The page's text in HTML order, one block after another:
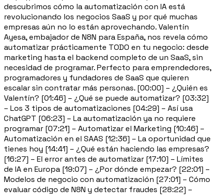
descubrimos cómo la automatización con IA está
revolucionando los negocios SaaS y por qué muchas
empresas aún no lo están aprovechando. Valentín
Ayesa, embajador de N8N para España, nos revela cómo
automatizar prácticamente TODO en tu negocio: desde
marketing hasta el backend completo de un SaaS, sin
necesidad de programar. Perfecto para emprendedores,
programadores y fundadores de SaaS que quieren
escalar sin contratar más personas. [00:00] – ¿Quién es
Valentín? [01:46] – ¿Qué se puede automatizar? [03:32]
– Los 3 tipos de automatizaciones [04:29] – Así usa
ChatGPT [06:23] – La automatización ya no requiere
programar [07:21] – Automatizar el Marketing [10:46] –
Automatización en el SAAS [12:36] – La oportunidad que
tienes hoy [14:41] – ¿Qué están haciendo las empresas?
[16:27] – El error antes de automatizar [17:10] – Límites
de IA en Europa [19:07] – ¿Por dónde empezar? [22:01] –
Modelos de negocio con automatización [27:01] – Cómo
evaluar código de N8N y detectar fraudes [28:22] –